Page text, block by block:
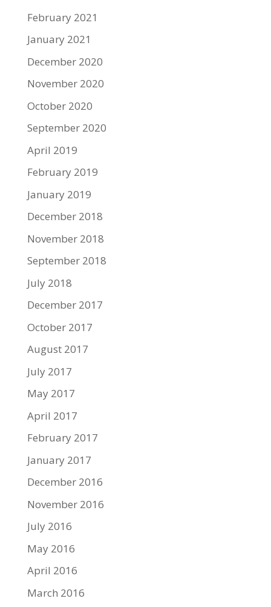
February 2021
January 2021
December 2020
November 2020
October 2020
September 2020
April 2019
February 2019
January 2019
December 2018
November 2018
September 2018
July 2018
December 2017
October 2017
August 2017
July 2017
May 2017
April 2017
February 2017
January 2017
December 2016
November 2016
July 2016
May 2016
April 2016
March 2016